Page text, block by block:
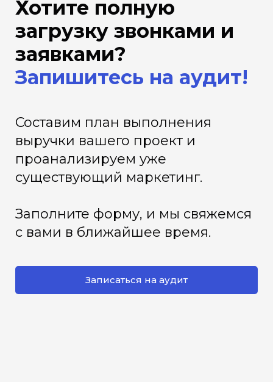
Хотите полную
загрузку звонками и
заявками?
Запишитесь на аудит!
Составим план выполнения
выручки вашего проект и
проанализируем уже
существующий маркетинг.
Заполните форму, и мы свяжемся
с вами в ближайшее время.
Записаться на аудит